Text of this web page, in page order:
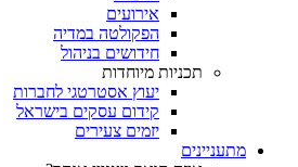
אירועים
הפקולטה במדיה
חידושים בניהול
תכניות מיוחדות
יעוץ אסטרטגי לחברות
קידום עסקים בישראל
יזמים צעירים
מתעניינים